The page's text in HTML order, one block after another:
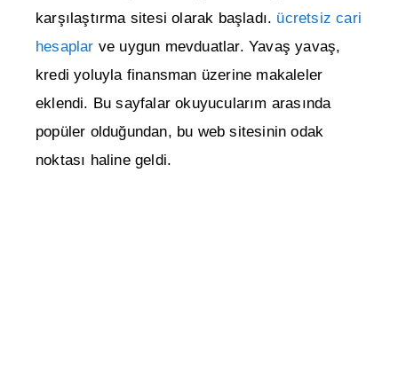
karşılaştırma sitesi olarak başladı. ücretsiz cari
hesaplar ve uygun mevduatlar. Yavaş yavaş,
kredi yoluyla finansman üzerine makaleler
eklendi. Bu sayfalar okuyucularım arasında
popüler olduğundan, bu web sitesinin odak
noktası haline geldi.